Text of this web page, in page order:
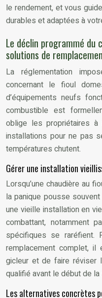
le rendement, et vous
durables et adaptées à
Le déclin programmé du
solutions de
La réglementation
concernant le fioul
d’équipements neufs
combustible est
oblige les propriétaires
installations pour ne pas
températures chutent.
Gérer une installation
Lorsqu’une chaudière au
la panique pousse
une vieille installation en
combattant, notamment
spécifiques se raréfient.
remplacement complet, il
gicleur et de faire réviser
qualifié avant le début de
Les alternatives concrètes